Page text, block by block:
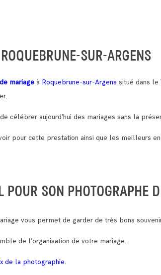
SUR-ARGENS
mariage à Roquebrune-sur-Argens situé dans le
célébrer aujourd’hui des mariages sans la
pour cette prestation ainsi que les meilleurs
POUR SON PHOTOGRAPHE
vous permet de garder de très bons
de l’organisation de votre mariage.
de la photographie.